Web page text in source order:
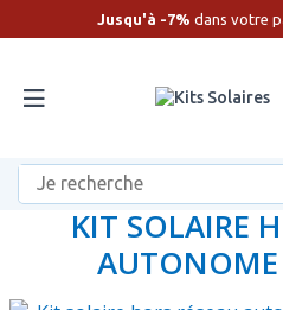
Jusqu'à -7% dans votre
Accueil Maison Autonome
KIT SOLAIRE